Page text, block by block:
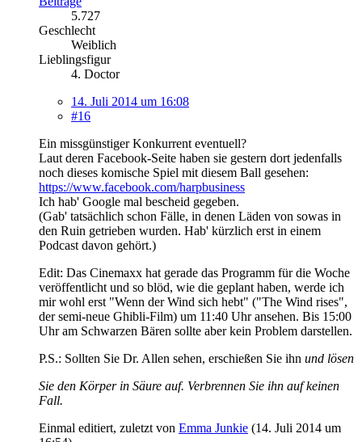
5.727
Geschlecht
Weiblich
Lieblingsfigur
4. Doctor
14. Juli 2014 um 16:08
#16
Ein missgünstiger Konkurrent eventuell?
Laut deren Facebook-Seite haben sie gestern dort jedenfalls
noch dieses komische Spiel mit diesem Ball gesehen:
https://www.facebook.com/harpbusiness
Ich hab' Google mal bescheid gegeben.
(Gab' tatsächlich schon Fälle, in denen Läden von sowas in
den Ruin getrieben wurden. Hab' kürzlich erst in einem
Podcast davon gehört.)
Edit: Das Cinemaxx hat gerade das Programm für die Woche
veröffentlicht und so blöd, wie die geplant haben, werde ich
mir wohl erst "Wenn der Wind sich hebt" ("The Wind rises",
der semi-neue Ghibli-Film) um 11:40 Uhr ansehen. Bis 15:00
Uhr am Schwarzen Bären sollte aber kein Problem darstellen.
P.S.: Sollten Sie Dr. Allen sehen, erschießen Sie ihn und lösen
Sie den Körper in Säure auf. Verbrennen Sie ihn auf keinen
Fall.
Einmal editiert, zuletzt von Emma Junkie (14. Juli 2014 um